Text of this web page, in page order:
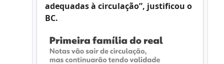
adequadas à circulação”, justificou o
BC.